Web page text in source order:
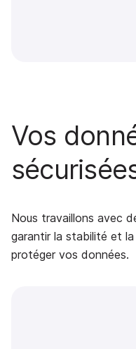
Vos
Nous travaillons avec
garantir la stabilité et
protéger vos données.